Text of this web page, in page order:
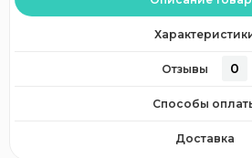
Отзывы 0
Способы
Доставка